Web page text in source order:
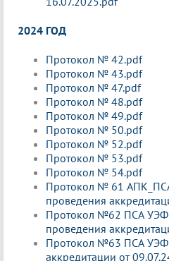
2024 ГОД
Протокол № 42.pdf
Протокол № 43.pdf
Протокол № 47.pdf
Протокол № 48.pdf
Протокол № 49.pdf
Протокол № 50.pdf
Протокол № 52.pdf
Протокол № 53.pdf
Протокол № 54.pdf
Протокол № 61
проведения
Протокол №62 ПСА УЭФ
проведения
Протокол №63 ПСА УЭФ
аккредитации от